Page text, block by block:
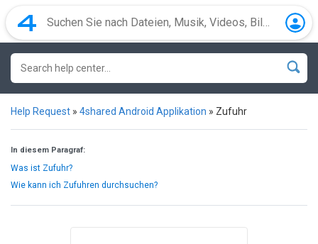
Help Request » 4shared Android Applikation » Zufuhr
In diesem Paragraf:
Was ist Zufuhr?
Wie kann ich Zufuhren durchsuchen?